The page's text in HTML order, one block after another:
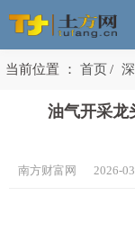
当前位置 ： 首页/
油气开采龙
南方财富网 2026-